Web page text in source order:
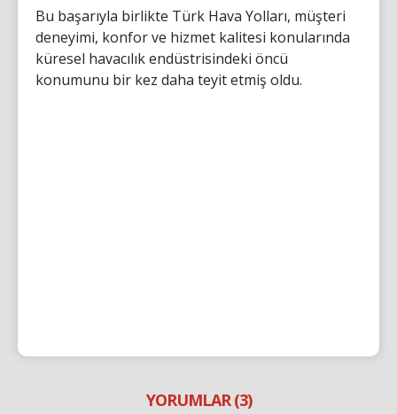
Bu başarıyla birlikte Türk Hava Yolları, müşteri
deneyimi, konfor ve hizmet kalitesi konularında
küresel havacılık endüstrisindeki öncü
konumunu bir kez daha teyit etmiş oldu.
YORUMLAR (3)